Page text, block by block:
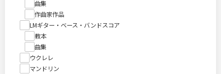
曲集
作曲家作品
LMギター・ベース・バンドスコア
教本
曲集
ウクレレ
マンドリン